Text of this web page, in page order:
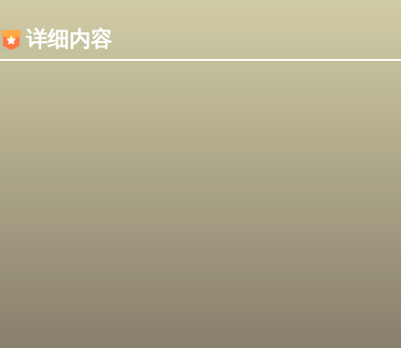
详细内容